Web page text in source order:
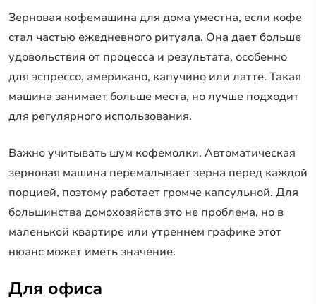
Зерновая кофемашина для дома уместна, если кофе
стал частью ежедневного ритуала. Она дает больше
удовольствия от процесса и результата, особенно
для эспрессо, американо, капучино или латте. Такая
машина занимает больше места, но лучше подходит
для регулярного использования.
Важно учитывать шум кофемолки. Автоматическая
зерновая машина перемалывает зерна перед каждой
порцией, поэтому работает громче капсульной. Для
большинства домохозяйств это не проблема, но в
маленькой квартире или утреннем графике этот
нюанс может иметь значение.
Для офиса